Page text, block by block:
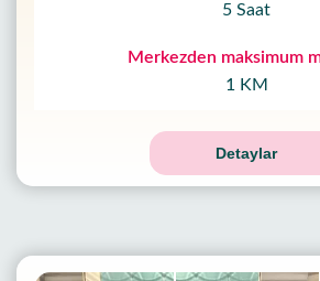
5 Saat
Merkezden maksimum
1 KM
Detaylar